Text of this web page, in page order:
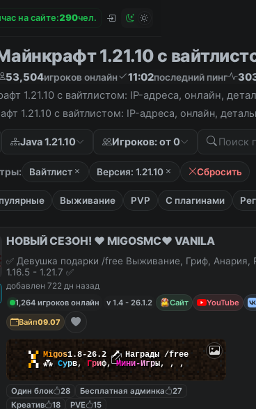
на сайте:290чел.
1.21.10 с
53,504игроков онлайн 11:02последний пинг
1.21.10 с вайтлистом: IP-адреса, онлайн,
1.21.10 с вайтлистом: IP-адреса, онлайн,
Java 1.21.10 Игроков: от 0
Вайтлист Версия: 1.21.10 Сбросить
Выживание PVP С плагинами
НОВЫЙ СЕЗОН! ❤️ MIGOSMC❤️ VANILA
✅ Девушка подарки /free Выживание, Гриф, Анария,
1.16.5 - 1.21.7 ✅
добавлен 722 дн назад
1,264 игроков онлайн
v 1.4 - 26.1.2 Сайт YouTube
Вайп09.07
▚▞ Migos1.8-26.2 🗡 Награды /free
▞▚ ⁂ Сурв, Гриф,Мини-Игры, , ,
Один блок 28 Бесплатная админка
27
Креатив
18 PVE 15